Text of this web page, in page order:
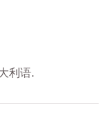
利语.